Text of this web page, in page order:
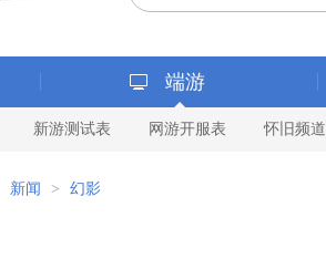
端游
新游测试表 网游开服表 怀旧频道
新闻 > 幻影